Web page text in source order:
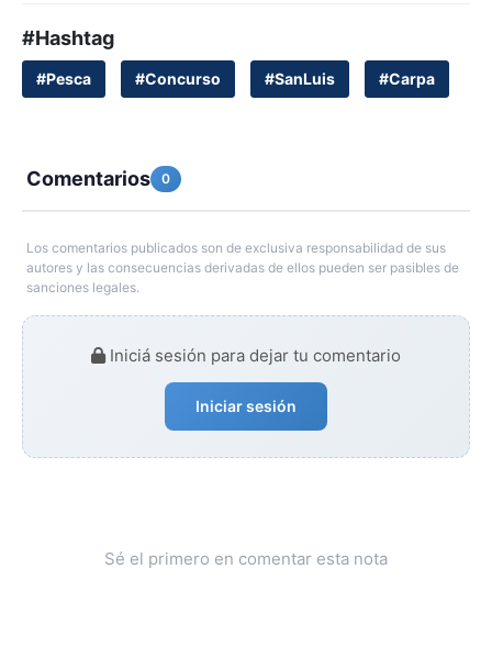
#Hashtag
#Pesca #Concurso #SanLuis #Carpa
Comentarios 0
Los comentarios publicados son de exclusiva responsabilidad de sus
autores y las consecuencias derivadas de ellos pueden ser pasibles de
sanciones legales.
Iniciá sesión para dejar tu comentario
Iniciar sesión
Sé el primero en comentar esta nota